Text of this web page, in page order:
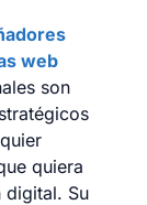
web
son
quiera
digital. Su